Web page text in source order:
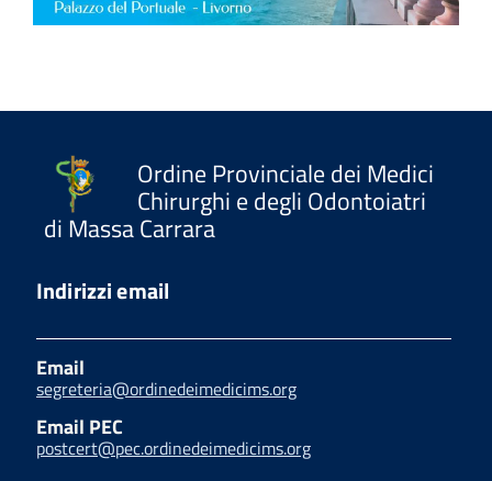
Ordine Provinciale dei Medici
Chirurghi e degli Odontoiatri
di Massa Carrara
Indirizzi email
Email
segreteria@ordinedeimedicims.org
Email PEC
postcert@pec.ordinedeimedicims.org